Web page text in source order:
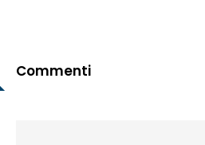
Commenti